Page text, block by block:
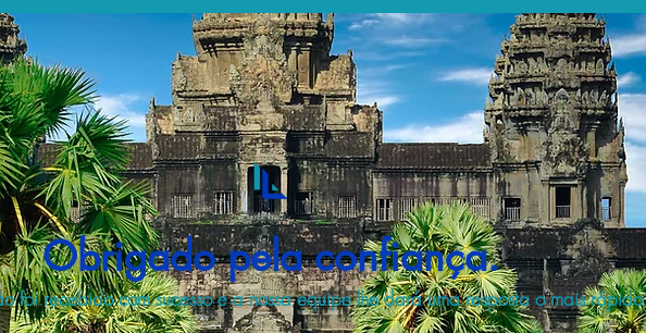
Obrigado pela confiança.
foi recebido com sucesso e a nossa equipe lhe dará uma resposta o mais rápido